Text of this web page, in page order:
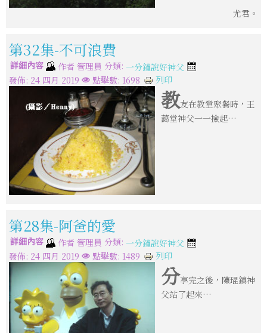
尤君。
第32集-不可浪費
詳細內容 作者 管理員 分類: 一分鐘說好神父
發佈: 24 四月 2019
點擊數: 1698 列印
教友在教堂聚餐時，王
藹堂神父一一撿起…
第28集-阿爸的愛
詳細內容 作者 管理員 分類: 一分鐘說好神父
發佈: 24 四月 2019
點擊數: 1489 列印
分享完之後，陳琨鎮神
父站了起來…